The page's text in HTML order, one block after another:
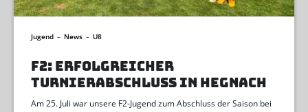
Jugend – News – U8
F2: ERFOLGREICHER
TURNIERABSCHLUSS IN HEGNACH
Am 25. Juli war unsere F2-Jugend zum Abschluss der Saison bei